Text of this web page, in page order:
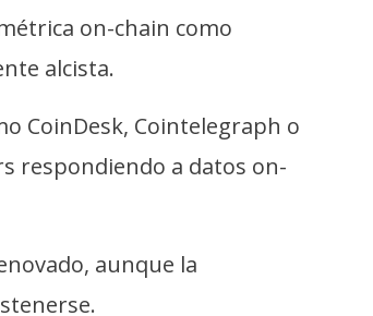
on-chain como
alcista.
CoinDesk, Cointelegraph o
respondiendo a datos on-
aunque la